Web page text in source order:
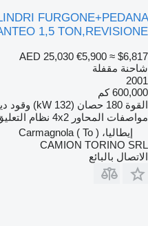
FURGONE+PEDANA
1,5 TON,REVISIONE
AED 25,030 €5,900 ≈ $6,817
شاحنة مقفلة
2001
600,000 كم
القوة 180 حصان (132 kW) وقود
مواصفات المحاور 4x2 نظام
إيطاليا، Carmagnola ( To )
CAMION TORINO SRL
الاتصال بالبائع